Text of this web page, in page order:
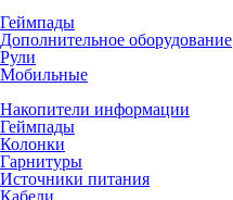
Геймпады
Дополнительное оборудование
Рули
Мобильные
Накопители информации
Геймпады
Колонки
Гарнитуры
Источники питания
Кабели